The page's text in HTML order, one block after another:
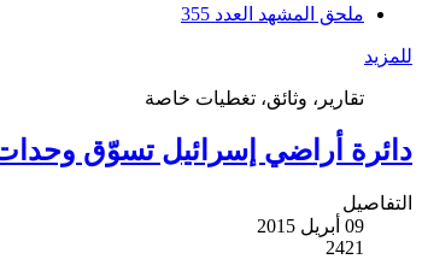
ملحق المشهد العدد 355
للمزيد
تقارير، وثائق، تغطيات خاصة
دائرة أراضي إسرائيل تسوّق
التفاصيل
09 أبريل 2015
2421